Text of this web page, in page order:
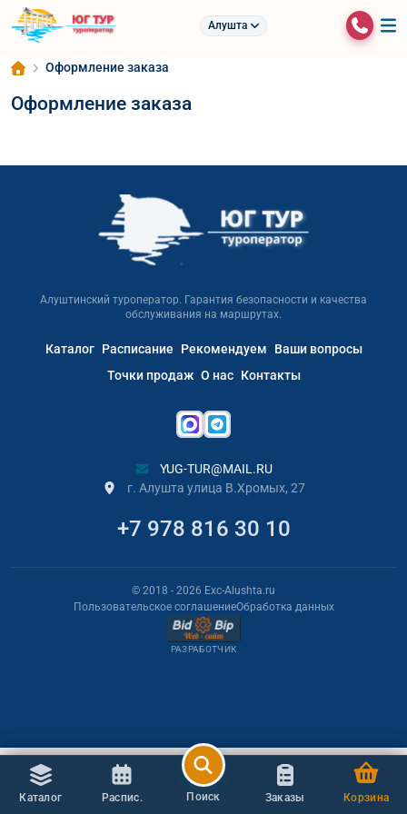
Алушта
Оформление заказа
Оформление заказа
Алуштинский туроператор. Гарантия безопасности и качества
обслуживания на маршрутах.
Каталог Расписание Рекомендуем
Ваши вопросы
Точки продаж О нас Контакты
YUG-TUR@MAIL.RU
г. Алушта улица В.Хромых, 27
+7 978 816 30 10
© 2018 - 2026 Exc-Alushta.ru
Пользовательское соглашениеОбработка данных
РАЗРАБОТЧИК
Каталог Распис. Поиск Заказы Корзина